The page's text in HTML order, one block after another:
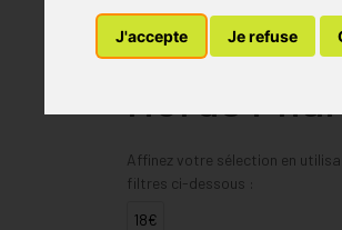
J'accepte Je refuse
MaPharmacie.be Horus
Affinez votre sélection en
filtres ci-dessous :
18€